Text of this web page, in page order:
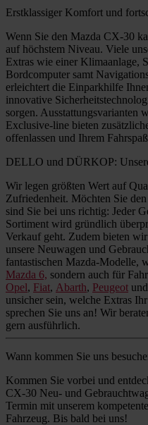
Erstklassiger Komfort und
Wenn Sie den Mazda CX-30
auf höchstem Niveau. Viele
Extras wie einer Klimaanlage,
Bordcomputer samt
erleichtert die Einparkhilfe
innovative
sorgen. Ausstattungsvarianten
Exclusive-line bieten
offenlassen und Ihrem
DELLO und DÜRKOP:
Wir legen größten Wert auf
Zufriedenheit. Möchten Sie
sind Sie bei uns richtig: Jeder
Sortiment wird gründlich
Verkauf geht. Zudem bieten
unsere Neuwagen und
fantastischen Mazda-Modelle,
Mazda 6, sondern auch für
Opel, Fiat, Abarth, Peugeot und
unsicher sein, welche Extras
sprechen Sie uns an! Wir
gern ausführlich.
Wann kommen Sie uns
Kommen Sie vorbei und
CX-30 Neu- und
Termin mit unserem
Fahrzeug. Bis bald bei uns!